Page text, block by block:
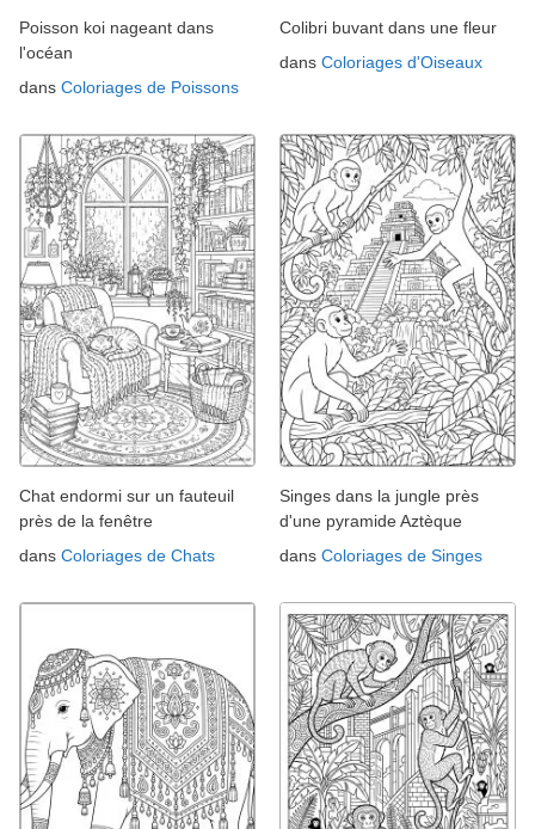
Poisson koi nageant dans
l'océan
dans Coloriages de Poissons
Colibri buvant dans une fleur
dans Coloriages d'Oiseaux
Chat endormi sur un fauteuil
près de la fenêtre
dans Coloriages de Chats
Singes dans la jungle près
d'une pyramide Aztèque
dans Coloriages de Singes